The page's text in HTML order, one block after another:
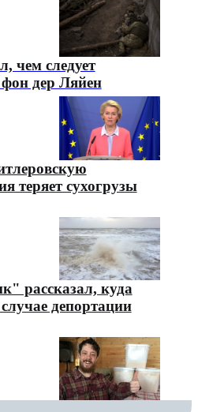
чем следует
дер Ляйен
теряет сухогрузы
рассказал, куда
депортации